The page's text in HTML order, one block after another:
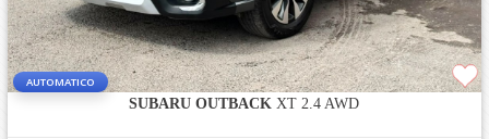
AUTOMATICO
SUBARU OUTBACK XT 2.4 AWD